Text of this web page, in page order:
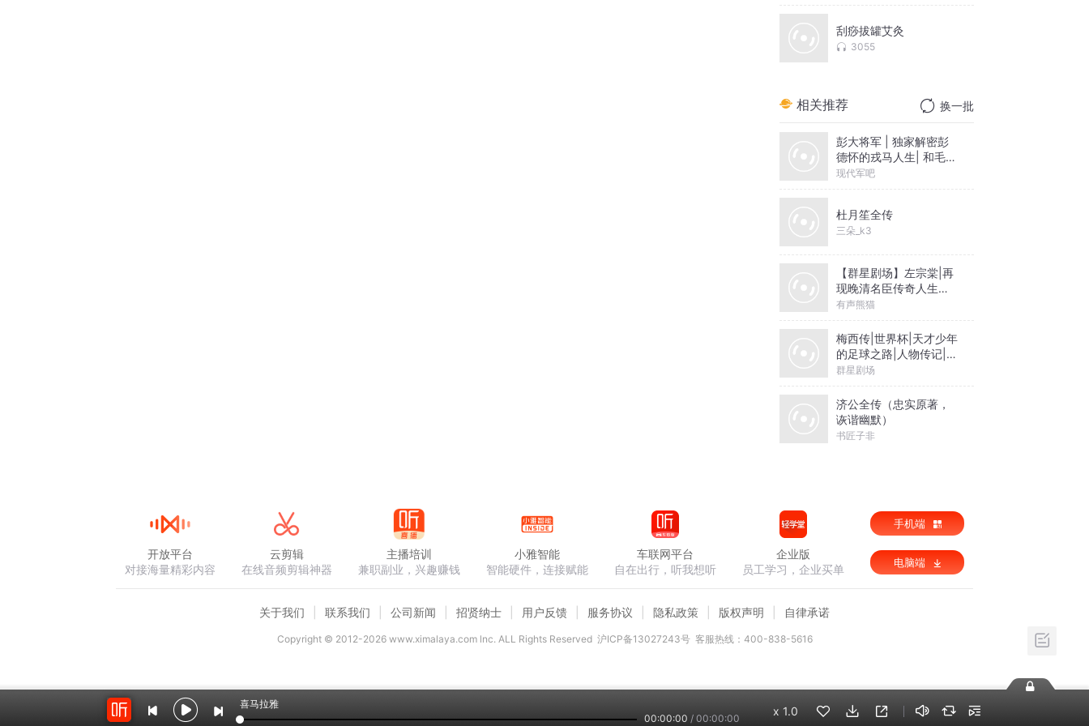
刮痧拔罐艾灸
3055
相关推荐 换一批
彭大将军 | 独家解密彭
德怀的戎马人生| 和毛泽
东的真实关系
现代军吧
杜月笙全传
三朵_k3
【群星剧场】左宗棠|再
现晚清名臣传奇人生，
政治军事智慧|有声熊猫
有声熊猫
梅西传|世界杯|天才少年
的足球之路|人物传记|球
星故事|喜马拉雅官方出
群星剧场
济公全传（忠实原著，
诙谐幽默）
书匠子非
喜马拉雅
00:00:00 / 00:00:00
x 1.0
开放平台
对接海量精彩内容
云剪辑
在线音频剪辑神器
主播培训
兼职副业，兴趣赚钱
小雅智能
智能硬件，连接赋能
车联网平台
自在出行，听我想听
企业版
员工学习，企业买单
手机端
电脑端
关于我们 联系我们 公司新闻 招贤纳士 用户反馈 服务协议 隐私政策 版权声明 自律承诺
Copyright © 2012-2026www.ximalaya.com lnc. ALL Rights Reserved 沪ICP备13027243号 客服热线：400-838-5616